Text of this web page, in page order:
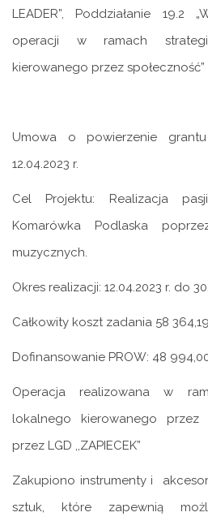
LEADER”, Poddziałanie 19.2
operacji w ramach
kierowanego przez społeczność”
Umowa o powierzenie
12.04.2023 r.
Cel Projektu: Realizacja
Komarówka Podlaska
muzycznych.
Okres realizacji: 12.04.2023 r. do
Całkowity koszt zadania 58 364,19
Dofinansowanie PROW: 48 994,00
Operacja realizowana w
lokalnego kierowanego przez
przez LGD ,,ZAPIECEK”
Zakupiono instrumenty i
sztuk, które zapewnią